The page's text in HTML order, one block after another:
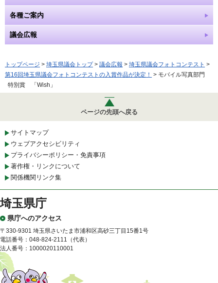
各種ご案内
議会広報
トップページ > 埼玉県議会トップ> 議会広報 > 埼玉県議会フォトコンテスト >
第16回埼玉県議会フォトコンテストの入賞作品が決定！ > モバイル写真部門
特別賞 「Wish」
ページの先頭へ戻る
サイトマップ
ウェブアクセシビリティ
プライバシーポリシー・免責事項
著作権・リンクについて
関係機関リンク集
埼玉県庁
県庁へのアクセス
〒330-9301 埼玉県さいたま市浦和区高砂三丁目15番1号
電話番号：048-824-2111（代表）
法人番号：1000020110001